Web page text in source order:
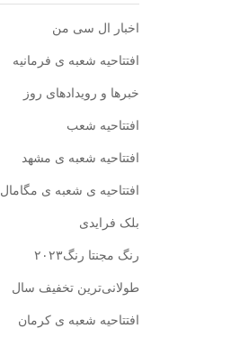
اخبار ال سی من
افتتاحیه شعبه ی فرمانیه
خبرها و رویدادهای روز
افتتاحیه شعب
افتتاحیه شعبه ی مشهد
افتتاحیه ی شعبه ی مگامال
بلک فرایدی
رنگ مجنتا رنگ۲۰۲۳
طولانی‌ترین تخفیف سال
افتتاحیه شعبه ی کرمان